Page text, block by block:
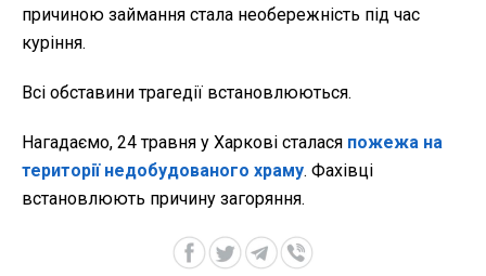
причиною займання стала необережність під час
куріння.
Всі обставини трагедії встановлюються.
Нагадаємо, 24 травня у Харкові сталася пожежа на
території недобудованого храму. Фахівці
встановлюють причину загоряння.